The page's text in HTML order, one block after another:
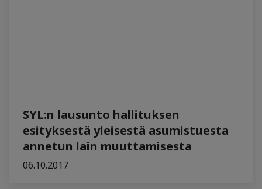
SYL:n lausunto hallituksen
esityksestä yleisestä asumistuesta
annetun lain muuttamisesta
06.10.2017